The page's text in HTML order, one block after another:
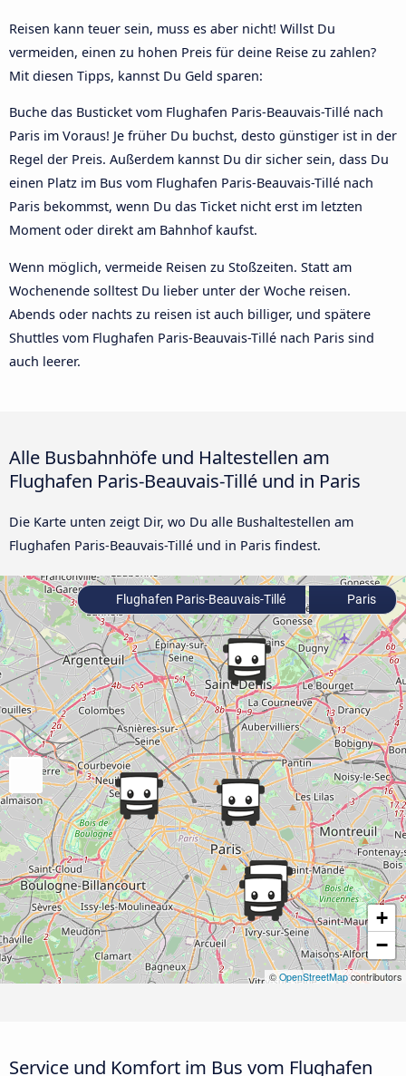
Reisen kann teuer sein, muss es aber nicht! Willst Du
vermeiden, einen zu hohen Preis für deine Reise zu zahlen?
Mit diesen Tipps, kannst Du Geld sparen:
Buche das Busticket vom Flughafen Paris-Beauvais-Tillé nach
Paris im Voraus! Je früher Du buchst, desto günstiger ist in der
Regel der Preis. Außerdem kannst Du dir sicher sein, dass Du
einen Platz im Bus vom Flughafen Paris-Beauvais-Tillé nach
Paris bekommst, wenn Du das Ticket nicht erst im letzten
Moment oder direkt am Bahnhof kaufst.
Wenn möglich, vermeide Reisen zu Stoßzeiten. Statt am
Wochenende solltest Du lieber unter der Woche reisen.
Abends oder nachts zu reisen ist auch billiger, und spätere
Shuttles vom Flughafen Paris-Beauvais-Tillé nach Paris sind
auch leerer.
Alle Busbahnhöfe und Haltestellen am
Flughafen Paris-Beauvais-Tillé und in Paris
Die Karte unten zeigt Dir, wo Du alle Bushaltestellen am
Flughafen Paris-Beauvais-Tillé und in Paris findest.
+
−
©OpenStreetMapcontributors
Flughafen Paris-Beauvais-Tillé Paris
Service und Komfort im Bus vom Flughafen